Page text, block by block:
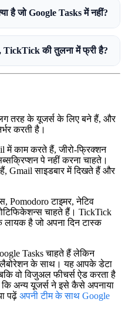
है जो Google Tasks में नहीं?
TickTick की तुलना में फ्री है?
तरह के यूजर्स के लिए बने हैं, और
करती है।
काम करते हैं, जीरो-फ्रिक्शन
पे नहीं करना चाहते।
Gmail साइडबार में दिखते हैं और
Pomodoro टाइमर, नेटिव
चाहते हैं। TickTick
लायक है जो अपना दिन टास्क
Tasks चाहते हैं लेकिन
के साथ। यह आपके डेटा
वो विजुअल फीचर्स ऐड करता है
अन्य यूजर्स ने इसे कैसे अपनाया
पढ़ें अपनी टीम के साथ Google